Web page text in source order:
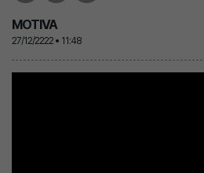
MOTIVA
27/12/2222 • 11:48